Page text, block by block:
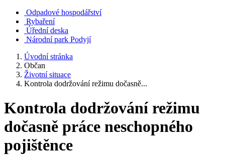
Odpadové hospodářství
Rybaření
Úřední deska
Národní park Podyjí
Úvodní stránka
Občan
Životní situace
Kontrola dodržování režimu dočasně...
Kontrola dodržování režimu
dočasně práce neschopného
pojištěnce